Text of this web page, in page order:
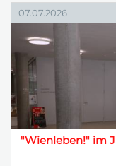
07.07.2026
"Wienleben!" im